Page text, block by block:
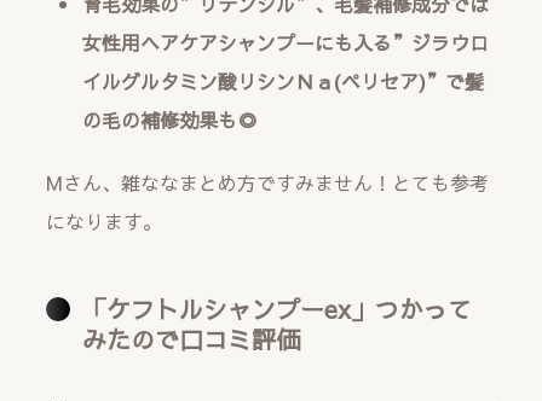
女性用ヘアケアシャンプーにも入る”ジラウロ
イルグルタミン酸リシンＮａ(ペリセア)”で髪
の毛の補修効果も◎
Mさん、雑ななまとめ方ですみません！とても参考
になります。
「ケフトルシャンプーex」つかって
みたので口コミ評価